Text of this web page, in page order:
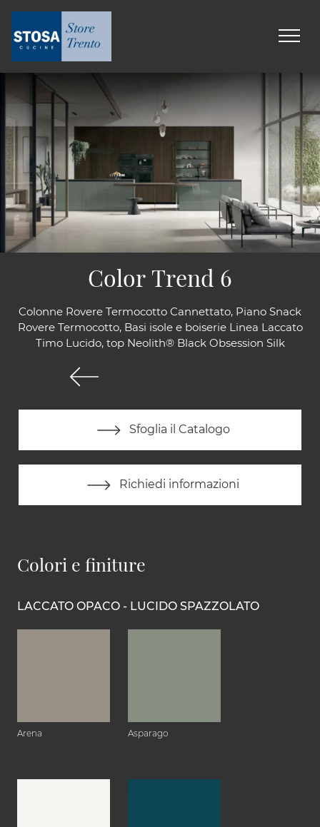
Colonne Rovere Termocotto Cannettato, Piano Snack
Rovere Termocotto, Basi isole e boiserie Linea Laccato
Timo Lucido, top Neolith® Black Obsession Silk
Sfoglia il Catalogo
Richiedi informazioni
Color Trend 6
Colori e finiture
LACCATO OPACO - LUCIDO SPAZZOLATO
Arena Asparago